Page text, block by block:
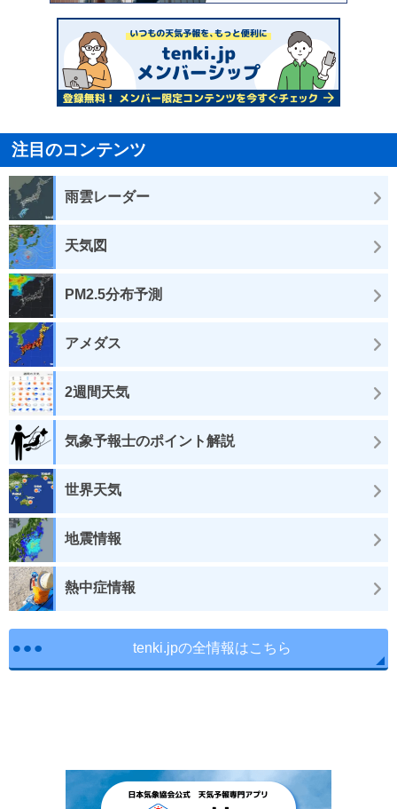
注目のコンテンツ
雨雲レーダー
天気図
PM2.5分布予測
アメダス
2週間天気
気象予報士のポイント解説
世界天気
地震情報
熱中症情報
tenki.jpの全情報はこちら